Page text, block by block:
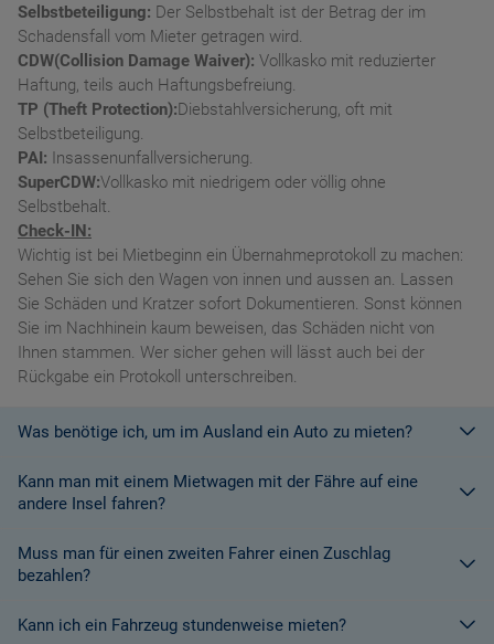
Selbstbeteiligung: Der Selbstbehalt ist der Betrag der im
Schadensfall vom Mieter getragen wird.
CDW(Collision Damage Waiver): Vollkasko mit reduzierter
Haftung, teils auch Haftungsbefreiung.
TP (Theft Protection):Diebstahlversicherung, oft mit
Selbstbeteiligung.
PAI: Insassenunfallversicherung.
SuperCDW:Vollkasko mit niedrigem oder völlig ohne
Selbstbehalt.
Check-IN:
Wichtig ist bei Mietbeginn ein Übernahmeprotokoll zu machen:
Sehen Sie sich den Wagen von innen und aussen an. Lassen
Sie Schäden und Kratzer sofort Dokumentieren. Sonst können
Sie im Nachhinein kaum beweisen, das Schäden nicht von
Ihnen stammen. Wer sicher gehen will lässt auch bei der
Rückgabe ein Protokoll unterschreiben.
Was benötige ich, um im Ausland ein Auto zu mieten?
Mit einem europäischen Führerschein ist es kein Problem ein
Fahrzeug zu mieten. In Europa und bei den meisten
Kann man mit einem Mietwagen mit der Fähre auf eine
andere Insel fahren?
Die meisten Fahrzeugvermieter erlauben aus Gründen des
Versicherungsschutzes an Bord eines Schiffes nicht, dass ihre
Informationen finden Sie in den Bedingungen des Vermieters.
Muss man für einen zweiten Fahrer einen Zuschlag
bezahlen?
Ja. Für jeden zusätzlichen Fahrer muss am Zielort ein Zuschlag
Kann ich ein Fahrzeug stundenweise mieten?